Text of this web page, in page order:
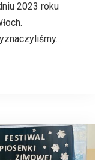
2023 roku